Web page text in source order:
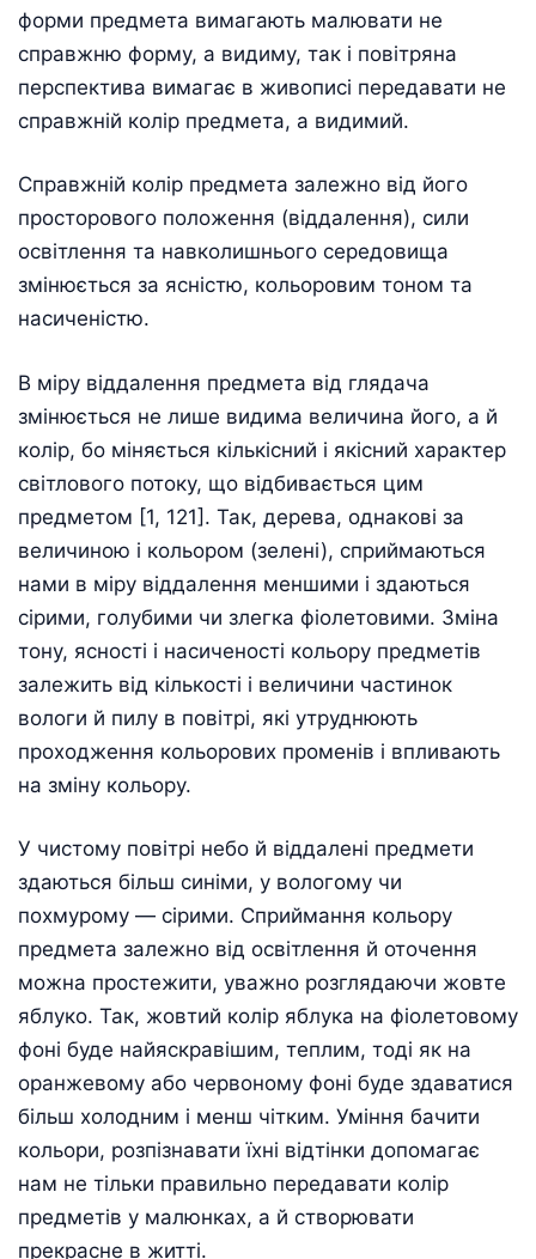
форми предмета вимагають малювати не
справжню форму, а видиму, так і повітряна
перспектива вимагає в живописі передавати не
справжній колір предмета, а видимий.
Справжній колір предмета залежно від його
просторового положення (віддалення), сили
освітлення та навколишнього середовища
змінюється за ясністю, кольоровим тоном та
насиченістю.
В міру віддалення предмета від глядача
змінюється не лише видима величина його, а й
колір, бо міняється кількісний і якісний характер
світлового потоку, що відбивається цим
предметом [1, 121]. Так, дерева, однакові за
величиною і кольором (зелені), сприймаються
нами в міру віддалення меншими і здаються
сірими, голубими чи злегка фіолетовими. Зміна
тону, ясності і насиченості кольору предметів
залежить від кількості і величини частинок
вологи й пилу в повітрі, які утруднюють
проходження кольорових променів і впливають
на зміну кольору.
У чистому повітрі небо й віддалені предмети
здаються більш синіми, у вологому чи
похмурому — сірими. Сприймання кольору
предмета залежно від освітлення й оточення
можна простежити, уважно розглядаючи жовте
яблуко. Так, жовтий колір яблука на фіолетовому
фоні буде найяскравішим, теплим, тоді як на
оранжевому або червоному фоні буде здаватися
більш холодним і менш чітким. Уміння бачити
кольори, розпізнавати їхні відтінки допомагає
нам не тільки правильно передавати колір
предметів у малюнках, а й створювати
прекрасне в житті.